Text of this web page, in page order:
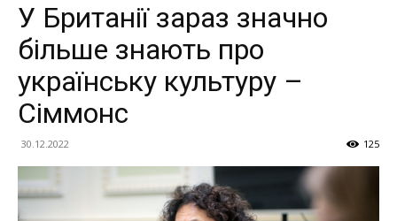
У Британії зараз значно
більше знають про
українську культуру –
Сіммонс
30.12.2022 125